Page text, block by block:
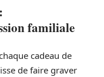
familiale
cadeau de
de faire graver